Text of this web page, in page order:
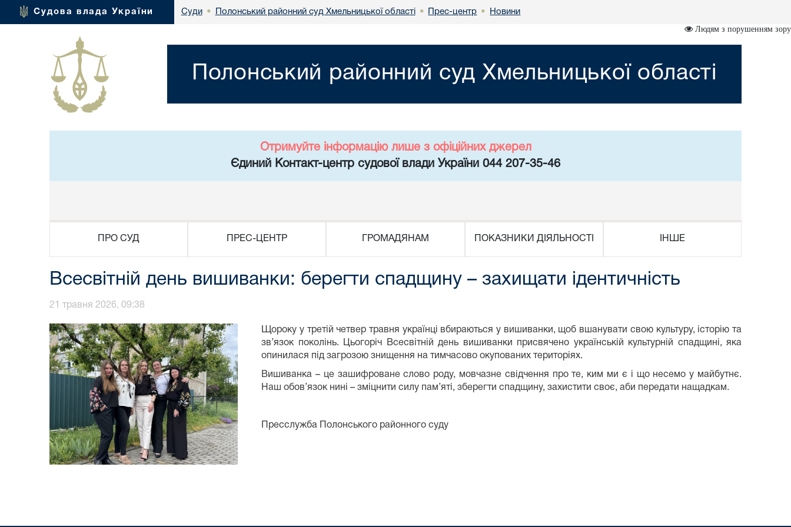
Судова влада України Суди • Полонський районний суд Хмельницької області • Прес-центр • Новини
Людям з порушенням зору
Полонський районний суд Хмельницької області
Отримуйте інформацію лише з офіційних джерел
Єдиний Контакт-центр судової влади України 044 207-35-46
ПРО СУД ПРЕС-ЦЕНТР ГРОМАДЯНАМ ПОКАЗНИКИ ДІЯЛЬНОСТІ ІНШЕ
Всесвітній день вишиванки: берегти спадщину – захищати ідентичність
21 травня 2026, 09:38
Щороку у третій четвер травня українці вбираються у вишиванки, щоб вшанувати свою культуру, історію та
зв’язок поколінь. Цьогоріч Всесвітній день вишиванки присвячено українській культурній спадщині, яка
опинилася під загрозою знищення на тимчасово окупованих територіях.
Вишиванка – це зашифроване слово роду, мовчазне свідчення про те, ким ми є і що несемо у майбутнє.
Наш обов’язок нині – зміцнити силу пам’яті, зберегти спадщину, захистити своє, аби передати нащадкам.
Пресслужба Полонського районного суду